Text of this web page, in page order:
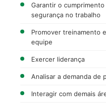
Garantir o
segurança no trabalho
Promover treinamento
equipe
Exercer liderança
Analisar a demanda de
Interagir com demais